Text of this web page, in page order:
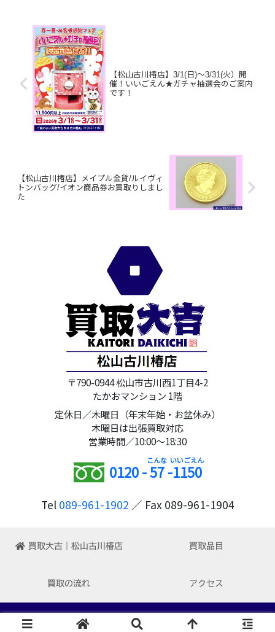
【松山古川椿店】3/1(日)～3/31(火）開
催！いいごえん★ガチャ抽選会のご案内
です！
【松山古川椿店】メイプル金貨/ルイヴィ
トンバッグ/イオン商品券お買取りしまし
た
〒790-0944 松山市古川西1丁目4-2
たかおマンション 1階
定休日／木曜日（年末年始・お盆休み）
木曜日は出張買取対応
営業時間／10:00～18:30
0120 -57-1150
Tel 089-961-1902 ／ Fax 089-961-1904
買取大吉｜松山古川椿店 買取品目
買取の流れ アクセス
Copyright © 2022-2026 買取大吉 松山古川椿店 All Rights Reserved.